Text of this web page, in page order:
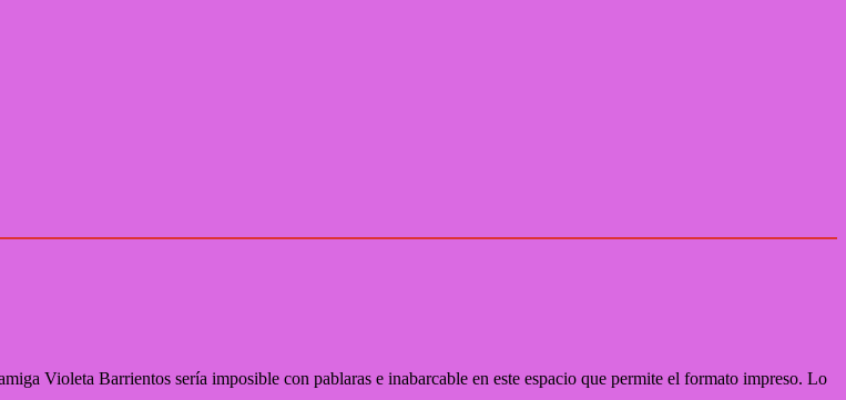
Violeta Barrientos sería imposible con pablaras e inabarcable en este espacio que permite el formato impreso. Lo